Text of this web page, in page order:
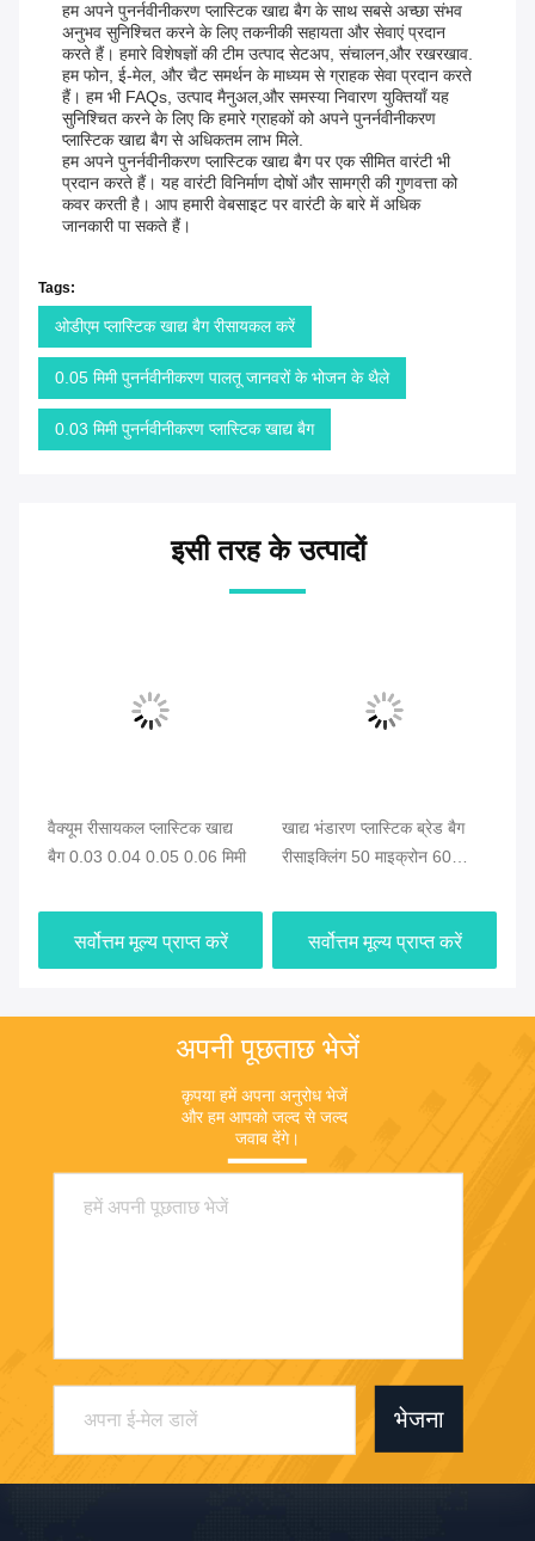
हम अपने पुनर्नवीनीकरण प्लास्टिक खाद्य बैग के साथ सबसे अच्छा संभव
अनुभव सुनिश्चित करने के लिए तकनीकी सहायता और सेवाएं प्रदान
करते हैं। हमारे विशेषज्ञों की टीम उत्पाद सेटअप, संचालन,और रखरखाव.
हम फोन, ई-मेल, और चैट समर्थन के माध्यम से ग्राहक सेवा प्रदान करते
हैं। हम भी FAQs, उत्पाद मैनुअल,और समस्या निवारण युक्तियाँ यह
सुनिश्चित करने के लिए कि हमारे ग्राहकों को अपने पुनर्नवीनीकरण
प्लास्टिक खाद्य बैग से अधिकतम लाभ मिले.
हम अपने पुनर्नवीनीकरण प्लास्टिक खाद्य बैग पर एक सीमित वारंटी भी
प्रदान करते हैं। यह वारंटी विनिर्माण दोषों और सामग्री की गुणवत्ता को
कवर करती है। आप हमारी वेबसाइट पर वारंटी के बारे में अधिक
जानकारी पा सकते हैं।
Tags:
ओडीएम प्लास्टिक खाद्य बैग रीसायकल करें
0.05 मिमी पुनर्नवीनीकरण पालतू जानवरों के भोजन के थैले
0.03 मिमी पुनर्नवीनीकरण प्लास्टिक खाद्य बैग
इसी तरह के उत्पादों
वैक्यूम रीसायकल प्लास्टिक खाद्य
बैग 0.03 0.04 0.05 0.06 मिमी
सर्वोत्तम मूल्य प्राप्त करें
खाद्य भंडारण प्लास्टिक ब्रेड बैग
रीसाइक्लिंग 50 माइक्रोन 60
सर्वोत्तम मूल्य प्राप्त करें
अपनी पूछताछ भेजें
कृपया हमें अपना अनुरोध भेजें
और हम आपको जल्द से जल्द
जवाब देंगे।
भेजना